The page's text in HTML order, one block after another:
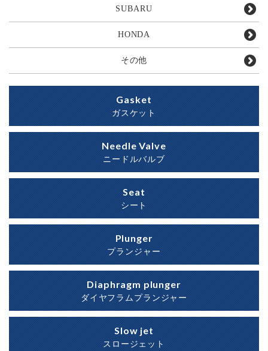
SUBARU
HONDA
その他
Gasket
ガスケット
Needle Valve
ニードルバルブ
Seat
シート
Plunger
プランジャー
Diaphragm plunger
ダイヤフラムプランジャー
Slow jet
スロージェット